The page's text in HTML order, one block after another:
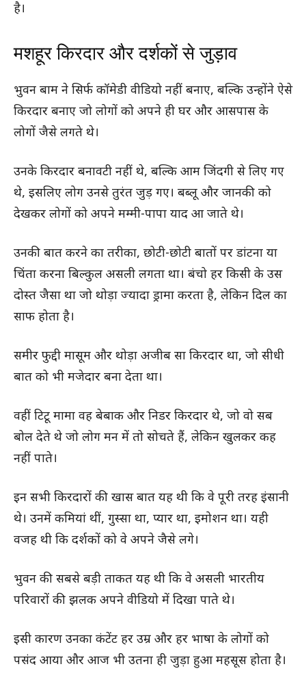
है।
मशहूर किरदार और दर्शकों से जुड़ाव
भुवन बाम ने सिर्फ कॉमेडी वीडियो नहीं बनाए, बल्कि उन्होंने ऐसे
किरदार बनाए जो लोगों को अपने ही घर और आसपास के
लोगों जैसे लगते थे।
उनके किरदार बनावटी नहीं थे, बल्कि आम जिंदगी से लिए गए
थे, इसलिए लोग उनसे तुरंत जुड़ गए। बब्लू और जानकी को
देखकर लोगों को अपने मम्मी-पापा याद आ जाते थे।
उनकी बात करने का तरीका, छोटी-छोटी बातों पर डांटना या
चिंता करना बिल्कुल असली लगता था। बंचो हर किसी के उस
दोस्त जैसा था जो थोड़ा ज्यादा ड्रामा करता है, लेकिन दिल का
साफ होता है।
समीर फुद्दी मासूम और थोड़ा अजीब सा किरदार था, जो सीधी
बात को भी मजेदार बना देता था।
वहीं टिटू मामा वह बेबाक और निडर किरदार थे, जो वो सब
बोल देते थे जो लोग मन में तो सोचते हैं, लेकिन खुलकर कह
नहीं पाते।
इन सभी किरदारों की खास बात यह थी कि वे पूरी तरह इंसानी
थे। उनमें कमियां थीं, गुस्सा था, प्यार था, इमोशन था। यही
वजह थी कि दर्शकों को वे अपने जैसे लगे।
भुवन की सबसे बड़ी ताकत यह थी कि वे असली भारतीय
परिवारों की झलक अपने वीडियो में दिखा पाते थे।
इसी कारण उनका कंटेंट हर उम्र और हर भाषा के लोगों को
पसंद आया और आज भी उतना ही जुड़ा हुआ महसूस होता है।